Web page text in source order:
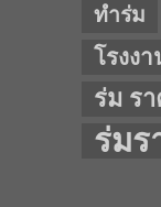
ทำร่ม
โรงง
ร่ม ร
ร่มร